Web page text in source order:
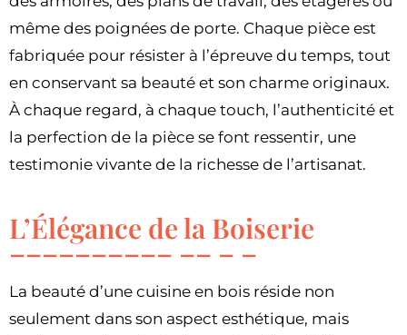
même des poignées de porte. Chaque pièce est
fabriquée pour résister à l’épreuve du temps, tout
en conservant sa beauté et son charme originaux.
À chaque regard, à chaque touch, l’authenticité et
la perfection de la pièce se font ressentir, une
testimonie vivante de la richesse de l’artisanat.
L’Élégance de la Boiserie
La beauté d’une cuisine en bois réside non
seulement dans son aspect esthétique, mais